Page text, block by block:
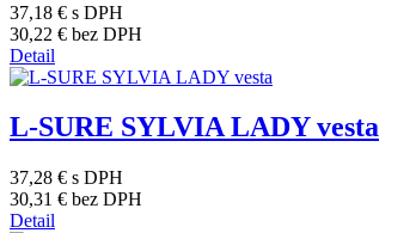
37,18 € s DPH
30,22 € bez DPH
Detail
L-SURE SYLVIA LADY vesta
37,28 € s DPH
30,31 € bez DPH
Detail